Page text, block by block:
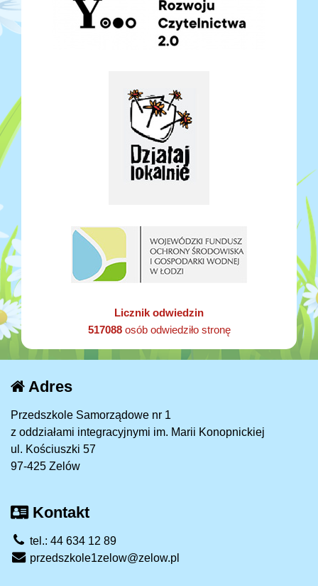
Licznik odwiedzin
517088osób odwiedziło stronę
Adres
Przedszkole Samorządowe nr 1
z oddziałami integracyjnymi im. Marii Konopnickiej
ul. Kościuszki 57
97-425 Zelów
Kontakt
tel.: 44 634 12 89
przedszkole1zelow@zelow.pl